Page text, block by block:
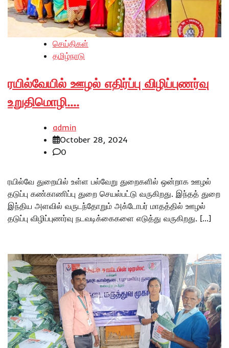
செய்திகள்
தமிழ்நாடு
ரயில்வேயில் ஊழல் எதிர்ப்பு விழிப்புணர்வு
உறுதிமொழி….
admin
October 28, 2024
0
ரயில்வே துறையில் உள்ள பல்வேறு துறைகளில் ஒன்றாக ஊழல்
தடுப்பு கண்காணிப்பு துறை செயல்பட்டு வருகிறது. இந்தத் துறை
இந்திய அளவில் வருடந்தோறும் அக்டோபர் மாதத்தில் ஊழல்
தடுப்பு விழிப்புணர்வு நடவடிக்கைகளை எடுத்து வருகிறது. […]